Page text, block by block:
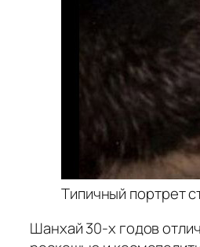
Типичный портрет
Шанхай 30-х годов